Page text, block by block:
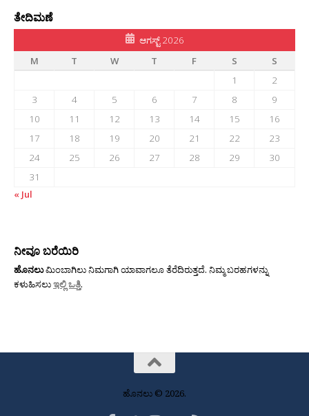
ತೇದಿಮಣೆ
ಆಗಸ್ಟ್ 2026
M
T W T F S
S
1
2
3
4 5 6 7 8
9
10
11 12 13 14 15
16
17
18 19 20 21 22
23
24
25 26 27 28 29
30
31
« Jul
ನೀವೂ ಬರೆಯಿರಿ
ಹೊನಲುಮಿಂಬಾಗಿಲು ನಿಮಗಾಗಿ ಯಾವಾಗಲೂ ತೆರೆದಿರುತ್ತದೆ. ನಿಮ್ಮ ಬರಹಗಳನ್ನು
ಕಳುಹಿಸಲುಇಲ್ಲಿ ಒತ್ತಿ.
ಹೊನಲು © 2026.